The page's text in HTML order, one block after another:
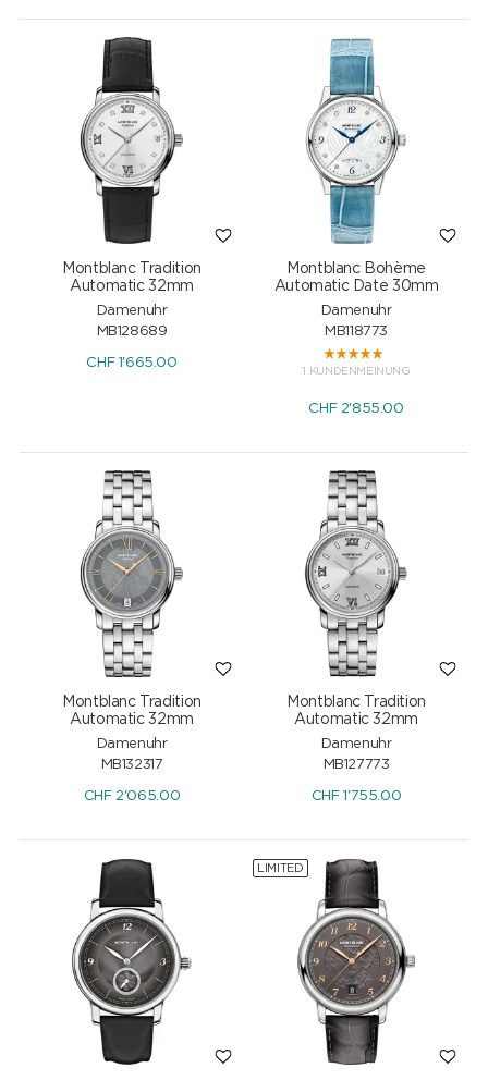
Montblanc Tradition
Automatic 32mm
Damenuhr
MB128689
CHF1'665.00
Montblanc Bohème
Automatic Date 30mm
Damenuhr
MB118773
1 KUNDENMEINUNG
CHF2'855.00
Montblanc Tradition
Automatic 32mm
Damenuhr
MB132317
CHF2'065.00
Montblanc Tradition
Automatic 32mm
Damenuhr
MB127773
CHF1'755.00
LIMITED